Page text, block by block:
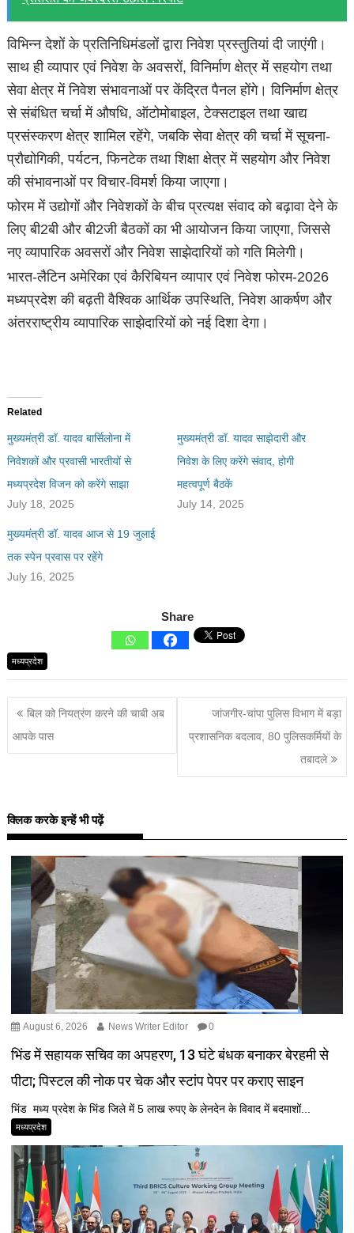
विभिन्न देशों के प्रतिनिधिमंडलों द्वारा निवेश प्रस्तुतियां दी जाएंगी।
साथ ही व्यापार एवं निवेश के अवसरों, विनिर्माण क्षेत्र में सहयोग तथा
सेवा क्षेत्र में निवेश संभावनाओं पर केंद्रित पैनल होंगे। विनिर्माण क्षेत्र
से संबंधित चर्चा में औषधि, ऑटोमोबाइल, टेक्सटाइल तथा खाद्य
प्रसंस्करण क्षेत्र शामिल रहेंगे, जबकि सेवा क्षेत्र की चर्चा में सूचना-
प्रौद्योगिकी, पर्यटन, फिनटेक तथा शिक्षा क्षेत्र में सहयोग और निवेश
की संभावनाओं पर विचार-विमर्श किया जाएगा।
फोरम में उद्योगों और निवेशकों के बीच प्रत्यक्ष संवाद को बढ़ावा देने के
लिए बी2बी और बी2जी बैठकों का भी आयोजन किया जाएगा, जिससे
नए व्यापारिक अवसरों और निवेश साझेदारियों को गति मिलेगी।
भारत-लैटिन अमेरिका एवं कैरिबियन व्यापार एवं निवेश फोरम-2026
मध्यप्रदेश की बढ़ती वैश्विक आर्थिक उपस्थिति, निवेश आकर्षण और
अंतरराष्ट्रीय व्यापारिक साझेदारियों को नई दिशा देगा।
Related
मुख्यमंत्री डॉ. यादव बार्सिलोना में
निवेशकों और प्रवासी भारतीयों से
मध्यप्रदेश विजन को करेंगे साझा
July 18, 2025
मुख्यमंत्री डॉ. यादव साझेदारी और
निवेश के लिए करेंगे संवाद, होगी
महत्वपूर्ण बैठकें
July 14, 2025
मुख्यमंत्री डॉ. यादव आज से 19 जुलाई
तक स्पेन प्रवास पर रहेंगे
July 16, 2025
Share
मध्यप्रदेश
बिल को नियत्रंण करने की चाबी अब
आपके पास
जांजगीर-चांपा पुलिस विभाग में बड़ा
प्रशासनिक बदलाव, 80 पुलिसकर्मियों के
तबादले
क्लिक करके इन्हें भी पढ़ें
August 6, 2026 News Writer Editor 0
भिंड में सहायक सचिव का अपहरण, 13 घंटे बंधक बनाकर बेरहमी से
पीटा; पिस्टल की नोक पर चेक और स्टांप पेपर पर कराए साइन
भिंड मध्य प्रदेश के भिंड जिले में 5 लाख रुपए के लेनदेन के विवाद में बदमाशों...
मध्यप्रदेश